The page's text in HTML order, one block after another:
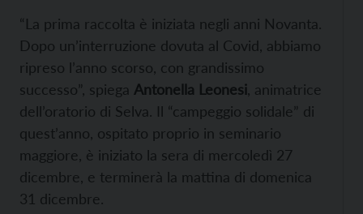
“La prima raccolta è iniziata negli anni Novanta.
Dopo un’interruzione dovuta al Covid, abbiamo
ripreso l’anno scorso, con grandissimo
successo”, spiega Antonella Leonesi , animatrice
dell’oratorio di Selva. Il “campeggio solidale” di
quest’anno, ospitato proprio in seminario
maggiore, è iniziato la sera di mercoledì 27
dicembre, e terminerà la mattina di domenica
31 dicembre.